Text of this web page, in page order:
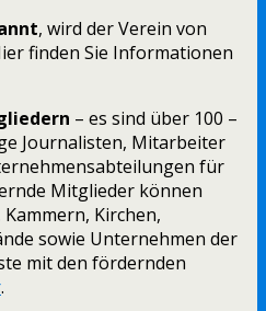
, wird der Verein von
finden Sie Informationen
– es sind über 100 –
Journalisten, Mitarbeiter
für
Mitglieder können
Kirchen,
sowie Unternehmen der
mit den fördernden
.